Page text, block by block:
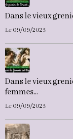
Dans le vieux
Le 09/09/2023
Dans le vieux
femmes...
Le 09/09/2023